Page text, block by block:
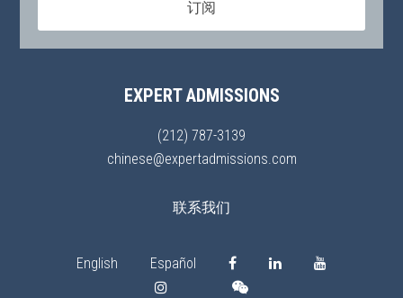
EXPERT ADMISSIONS
(212) 787-3139
chinese@expertadmissions.com
联系我们
English Español